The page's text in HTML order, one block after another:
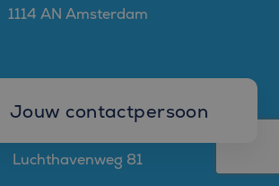
Jouw contactpersoon
Mark Goedhart
1114 AN Amsterdam
Bluefin Eindhoven
Bond Eindhoven
Luchthavenweg 81